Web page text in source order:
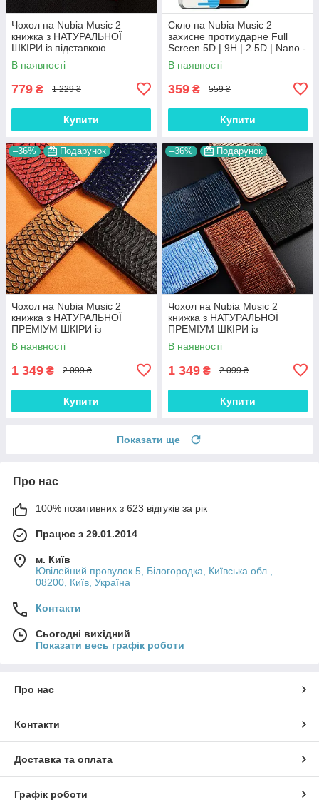
Чохол на Nubia Music 2
книжка з НАТУРАЛЬНОЇ
ШКІРИ із підставкою
візитницею протиударний
магнітний "LUXOR"
В наявності
779 ₴ 1 229 ₴
Купити
Скло на Nubia Music 2
захисне протиударне Full
Screen 5D | 9H | 2.5D | Nano -
покриття "HYPER"
В наявності
359 ₴ 559 ₴
Купити
–36% Подарунок
Чохол на Nubia Music 2
книжка з НАТУРАЛЬНОЇ
ПРЕМІУМ ШКІРИ із
підставкою протиударний
магнітний "PYTHON"
В наявності
1 349 ₴ 2 099 ₴
Купити
–36% Подарунок
Чохол на Nubia Music 2
книжка з НАТУРАЛЬНОЇ
ПРЕМІУМ ШКІРИ із
підставкою протиударний
магнітний "VARAN"
В наявності
1 349 ₴ 2 099 ₴
Купити
Показати ще
Про нас
100% позитивних з 623 відгуків за рік
Працює з 29.01.2014
м. Київ
Ювілейний провулок 5, Білогородка, Київська обл.,
08200, Київ, Україна
Контакти
Сьогодні вихідний
Показати весь графік роботи
Про нас
Контакти
Доставка та оплата
Графік роботи